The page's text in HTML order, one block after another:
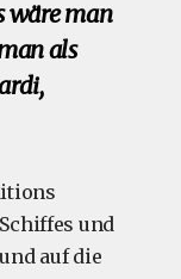
wäre man
als
und
auf die